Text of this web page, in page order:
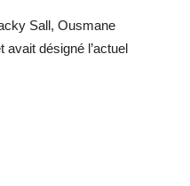
Sall, Ousmane
avait désigné l’actuel